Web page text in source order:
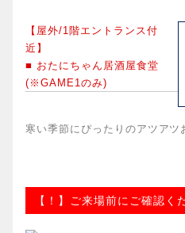
【屋外/1階エントランス付
近】
■ おたにちゃん居酒屋食堂
(※GAME1のみ)
寒い季節にぴったりのアツアツ
【！】ご来場前にご確認く